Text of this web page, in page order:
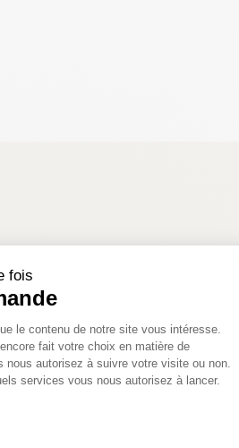
fois
du
le contenu de notre site vous intéresse.
fait votre choix en matière de
autorisez à suivre votre visite ou non.
services vous nous autorisez à lancer.
PROMO